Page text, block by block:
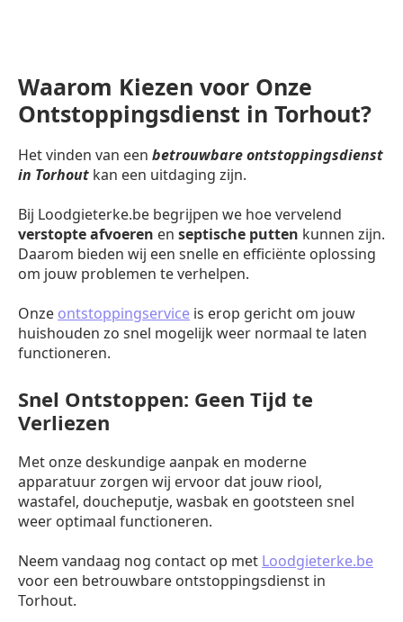
Waarom Kiezen voor Onze
Ontstoppingsdienst in Torhout?
Het vinden van een betrouwbare ontstoppingsdienst
in Torhout kan een uitdaging zijn.
Bij Loodgieterke.be begrijpen we hoe vervelend
verstopte afvoeren en septische putten kunnen zijn.
Daarom bieden wij een snelle en efficiënte oplossing
om jouw problemen te verhelpen.
Onze ontstoppingservice is erop gericht om jouw
huishouden zo snel mogelijk weer normaal te laten
functioneren.
Snel Ontstoppen: Geen Tijd te
Verliezen
Met onze deskundige aanpak en moderne
apparatuur zorgen wij ervoor dat jouw riool,
wastafel, doucheputje, wasbak en gootsteen snel
weer optimaal functioneren.
Neem vandaag nog contact op met Loodgieterke.be
voor een betrouwbare ontstoppingsdienst in
Torhout.